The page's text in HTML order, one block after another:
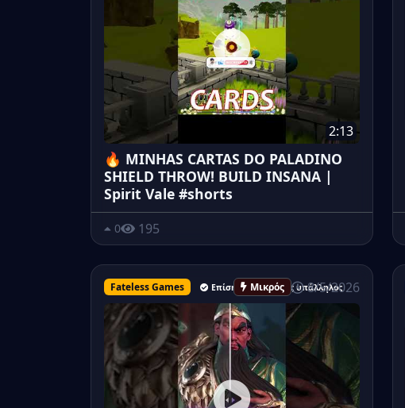
2:13
🔥 MINHAS CARTAS DO PALADINO
SHIELD THROW! BUILD INSANA |
Spirit Vale #shorts
0 195
Fateless Games Επίσημος ανώτερος υπάλληλος
Μικρός 8/5/2026